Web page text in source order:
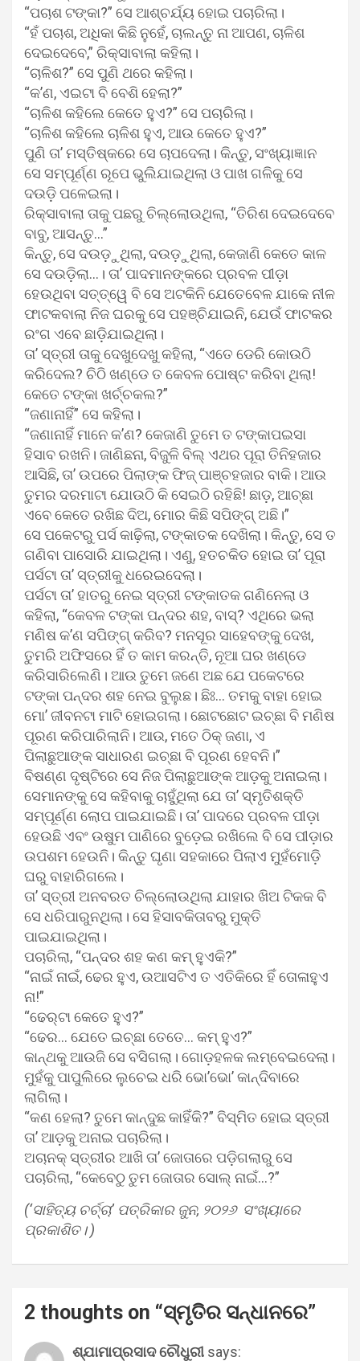
“ପଚାଶ ଟଙ୍କା?” ସେ ଆଶ୍ଚର୍ଯ୍ୟ ହୋଇ ପଚାରିଲା।
“ହଁ ପଚାଶ, ଅଧିକା କିଛି ନୁହେଁ, ଚାଲନ୍ତୁ ନା ଆପଣ, ଚାଳିଶ
ଦେଇଦେବେ,” ରିକ୍ସାବାଲା କହିଲା।
“ଚାଳିଶ?” ସେ ପୁଣି ଥରେ କହିଲା।
“କ’ଣ, ଏଇଟା ବି ବେଶି ହେଲା?”
“ଚାଳିଶ କହିଲେ କେତେ ହୁଏ?” ସେ ପଚାରିଲା।
“ଚାଳିଶ କହିଲେ ଚାଳିଶ ହୁଏ, ଆଉ କେତେ ହୁଏ?”
ପୁଣି ତା’ ମସ୍ତିଷ୍କରେ ସେ ଚାପଦେଲା। କିନ୍ତୁ, ସଂଖ୍ୟାଜ୍ଞାନ
ସେ ସମ୍ପୂର୍ଣ୍ଣ ରୂପେ ଭୁଲିଯାଇଥିଲା ଓ ପାଖ ଗଳିକୁ ସେ
ଦଉଡ଼ି ପଳେଇଲା।
ରିକ୍ସାବାଲା ତାକୁ ପଛରୁ ଚିଲ୍ଲୋଉଥିଲା, “ତିରିଶ ଦେଇଦେବେ
ବାବୁ, ଆସନ୍ତୁ…”
କିନ୍ତୁ, ସେ ଦଉଡ଼ୁଥିଲା, ଦଉଡ଼ୁଥିଲା, କେଜାଣି କେତେ କାଳ
ସେ ଦଉଡ଼ିଲା…। ତା’ ପାଦମାନଙ୍କରେ ପ୍ରବଳ ପୀଡ଼ା
ହେଉଥିବା ସତ୍ତ୍ୱେ ବି ସେ ଅଟକିନି ଯେତେବେଳ ଯାକେ ନୀଳ
ଫାଟକବାଲା ନିଜ ଘରକୁ ସେ ପହଞ୍ଚିଯାଇନି, ଯେଉଁ ଫାଟକର
ରଂଗ ଏବେ ଛାଡ଼ିଯାଇଥିଲା।
ତା’ ସ୍ତ୍ରୀ ତାକୁ ଦେଖୁଦେଖୁ କହିଲା, “ଏତେ ଡେରି କୋଉଠି
କରିଦେଲ? ଚିଠି ଖଣ୍ଡେ ତ କେବଳ ପୋଷ୍ଟ କରିବା ଥିଲା!
କେତେ ଟଙ୍କା ଖର୍ଚ୍ଚକଲ?”
“ଜଣାନାହିଁ” ସେ କହିଲା।
“ଜଣାନାହିଁ ମାନେ କ’ଣ? କେଜାଣି ତୁମେ ତ ଟଙ୍କାପଇସା
ହିସାବ ରଖନି। ଜାଣିଛନା, ବିଜୁଳି ବିଲ୍ ଏଥର ପୂରା ତିନିହଜାର
ଆସିଛି, ତା’ ଉପରେ ପିଲାଙ୍କ ଫିଜ୍ ପାଞ୍ଚହଜାର ବାକି। ଆଉ
ତୁମର ଦରମାଟା ଯୋଉଠି କି ସେଇଠି ରହିଛି! ଛାଡ଼, ଆଚ୍ଛା
ଏବେ କେତେ ରଖିଛ ଦିଅ, ମୋର କିଛି ସପିଙ୍ଗ୍ ଅଛି।”
ସେ ପକେଟରୁ ପର୍ସ କାଢ଼ିଲା, ଟଙ୍କାତକ ଦେଖିଲା। କିନ୍ତୁ, ସେ ତ
ଗଣିବା ପାସୋରି ଯାଇଥିଲା। ଏଣୁ, ହତଚକିତ ହୋଇ ତା’ ପୂରା
ପର୍ସଟା ତା’ ସ୍ତ୍ରୀକୁ ଧରେଇଦେଲା।
ପର୍ସଟା ତା’ ହାତରୁ ନେଇ ସ୍ତ୍ରୀ ଟଙ୍କାତକ ଗଣିନେଲା ଓ
କହିଲା, “କେବଳ ଟଙ୍କା ପନ୍ଦର ଶହ, ବାସ୍‌? ଏଥିରେ ଭଲା
ମଣିଷ କ’ଣ ସପିଙ୍ଗ୍ କରିବ? ମନସୂର ସାହେବଙ୍କୁ ଦେଖ,
ତୁମରି ଅଫିସରେ ହିଁ ତ କାମ କରନ୍ତି, ନୂଆ ଘର ଖଣ୍ଡେ
କରିସାରିଲେଣି। ଆଉ ତୁମେ ଜଣେ ଅଛ ଯେ ପକେଟରେ
ଟଙ୍କା ପନ୍ଦର ଶହ ନେଇ ବୁଲୁଛ। ଛିଃ… ତମକୁ ବାହା ହୋଇ
ମୋ’ ଜୀବନଟା ମାଟି ହୋଇଗଲା। ଛୋଟଛୋଟ ଇଚ୍ଛା ବି ମଣିଷ
ପୂରଣ କରିପାରିଲାନି। ଆଉ, ମତେ ଠିକ୍ ଜଣା, ଏ
ପିଲାଛୁଆଙ୍କ ସାଧାରଣ ଇଚ୍ଛା ବି ପୂରଣ ହେବନି।”
ବିଷଣ୍ଣ ଦୃଷ୍ଟିରେ ସେ ନିଜ ପିଲାଛୁଆଙ୍କ ଆଡ଼କୁ ଅନାଇଲା।
ସେମାନଙ୍କୁ ସେ କହିବାକୁ ଚାହୁଁଥିଲା ଯେ ତା’ ସ୍ମୃତିଶକ୍ତି
ସମ୍ପୂର୍ଣ୍ଣ ଲୋପ ପାଇଯାଇଛି। ତା’ ପାଦରେ ପ୍ରବଳ ପୀଡ଼ା
ହେଉଛି ଏବଂ ଉଷୁମ ପାଣିରେ ବୁଡ଼େଇ ରଖିଲେ ବି ସେ ପୀଡ଼ାର
ଉପଶମ ହେଉନି। କିନ୍ତୁ ଘୃଣା ସହକାରେ ପିଲାଏ ମୁହଁମୋଡ଼ି
ଘରୁ ବାହାରିଗଲେ।
ତା’ ସ୍ତ୍ରୀ ଅନବରତ ଚିଲ୍ଲୋଉଥିଲା ଯାହାର ଖିଅ ଟିକକ ବି
ସେ ଧରିପାରୁନଥିଲା। ସେ ହିସାବକିତାବରୁ ମୁକ୍ତି
ପାଇଯାଇଥିଲା।
ପଚାରିଲା, “ପନ୍ଦର ଶହ କଣ କମ୍ ହୁଏକି?”
“ନାଇଁ ନାଇଁ, ଢେର ହୁଏ, ଉଆସଟିଏ ତ ଏତିକିରେ ହିଁ ତୋଳାହୁଏ
ନା!”
“ଢେର୍‌ଟା କେତେ ହୁଏ?”
“ଢେର… ଯେତେ ଇଚ୍ଛା ତେତେ… କମ୍ ହୁଏ?”
କାନ୍ଥକୁ ଆଉଜି ସେ ବସିଗଲା। ଗୋଡ଼ହଳକ ଲମ୍ବେଇଦେଲା।
ମୁହଁକୁ ପାପୁଲିରେ ଲୁଚେଇ ଧରି ଭୋ’ଭୋ’ କାନ୍ଦିବାରେ
ଲାଗିଲା।
“କଣ ହେଲା? ତୁମେ କାନ୍ଦୁଛ କାହିଁକି?” ବିସ୍ମିତ ହୋଇ ସ୍ତ୍ରୀ
ତା’ ଆଡ଼କୁ ଅନାଇ ପଚାରିଲା।
ଅଚାନକ୍ ସ୍ତ୍ରୀର ଆଖି ତା’ ଜୋତାରେ ପଡ଼ିଗଲାରୁ ସେ
ପଚାରିଲା, “କେବେଠୁ ତୁମ ଜୋତାର ସୋଲ୍ ନାଇଁ…?”
(‘ସାହିତ୍ୟ ଚର୍ଚ୍ଚା’ ପତ୍ରିକାର ଜୁନ, ୨୦୨୬ ସଂଖ୍ୟାରେ
ପ୍ରକାଶିତ। )
2 thoughts on “ସ୍ମୃତିର ସନ୍ଧାନରେ”
ଶ୍ଯାମାପ୍ରସାଦ ଚୌଧୁରୀ says: